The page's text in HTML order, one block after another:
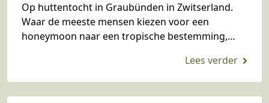
Op huttentocht in Graubünden in Zwitserland.
Waar de meeste mensen kiezen voor een
honeymoon naar een tropische bestemming,